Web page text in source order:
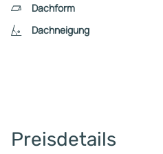
Dachform
Dachneigung
Preisdetails